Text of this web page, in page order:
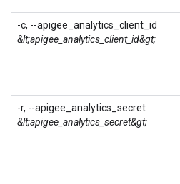
-c, --apigee_analytics_client_id
&lt;apigee_analytics_client_id&gt;
-r, --apigee_analytics_secret
&lt;apigee_analytics_secret&gt;